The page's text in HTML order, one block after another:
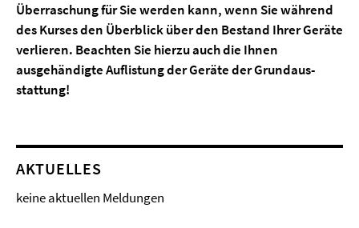
Überraschung für Sie werden kann, wenn Sie während
des Kurses den Überblick über den Bestand Ihrer Geräte
verlieren. Beachten Sie hierzu auch die Ihnen
ausgehändigte Auflistung der Geräte der Grundaus­
stattung!
AKTUELLES
keine aktuellen Meldungen